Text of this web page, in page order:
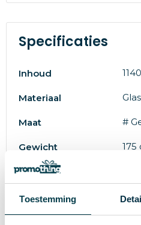
Toestemming
Specificaties
Inhoud
Materiaal Glas
Maat #
Gewicht 175
Merk
Diameter 8.5